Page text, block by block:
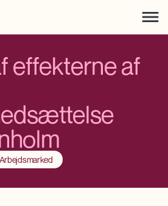
effekterne af
Arbejdsmarked